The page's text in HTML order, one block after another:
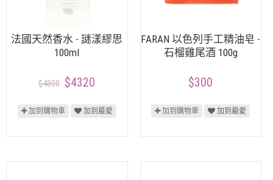
法國天然香水 - 謎漾繆思
100ml
$4800 $4320
加到購物車 加到最愛
FARAN 以色列手工精油皂 -
石榴雞尾酒 100g
$300
加到購物車 加到最愛